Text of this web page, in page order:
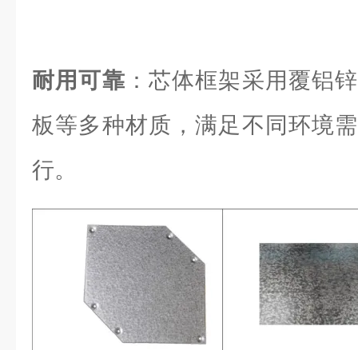
耐用可靠 ：芯体框架采用覆铝
板等多种材质，满足不同环境
行。